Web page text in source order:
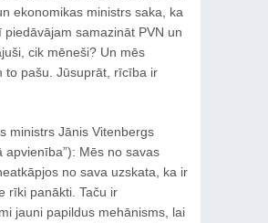
ekonomikas ministrs saka, ka
piedāvājam samazināt PVN un
cik mēneši? Un mēs
to pašu. Jūsuprāt, rīcība ir
ministrs Jānis Vitenbergs
apvienība”): Mēs no savas
no sava uzskata, ka ir
rīki panākti. Taču ir
jauni papildus mehānisms, lai